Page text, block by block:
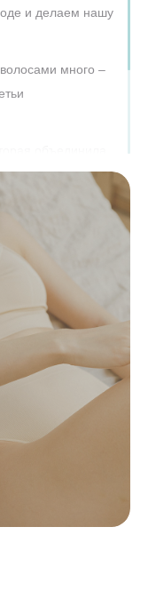
и делаем нашу
много –
, а также
вредна для